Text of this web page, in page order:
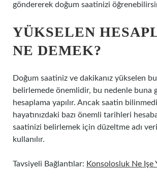
göndererek doğum saatinizi
YÜKSELEN
NE DEMEK?
Doğum saatiniz ve dakikanız yükselen
belirlemede önemlidir, bu nedenle buna
hesaplama yapılır. Ancak saatin
hayatınızdaki bazı önemli tarihleri
saatinizi belirlemek için düzeltme adı
kullanılır.
Tavsiyeli Bağlantılar: Konsolosluk Ne Işe